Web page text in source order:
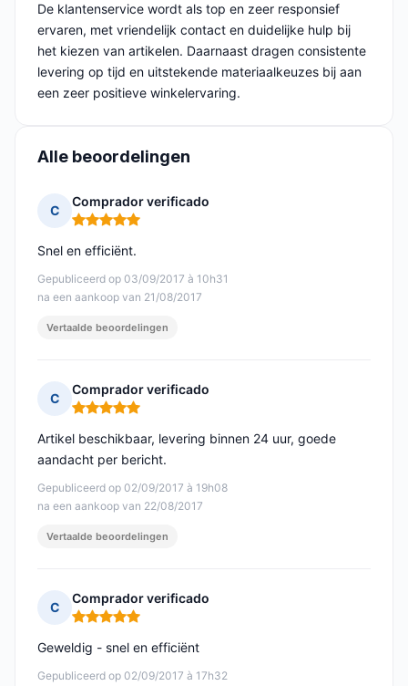
De klantenservice wordt als top en zeer responsief
ervaren, met vriendelijk contact en duidelijke hulp bij
het kiezen van artikelen. Daarnaast dragen consistente
levering op tijd en uitstekende materiaalkeuzes bij aan
een zeer positieve winkelervaring.
Alle beoordelingen
C
Comprador verificado
Opmerking: 5 van 5
Gepubliceerd op 03/09/2017 à 10h31
na een aankoop van 21/08/2017
Snel en efficiënt.
Vertaalde beoordelingen
C
Comprador verificado
Opmerking: 5 van 5
Gepubliceerd op 02/09/2017 à 19h08
na een aankoop van 22/08/2017
Artikel beschikbaar, levering binnen 24 uur, goede
aandacht per bericht.
Vertaalde beoordelingen
C
Comprador verificado
Opmerking: 5 van 5
Gepubliceerd op 02/09/2017 à 17h32
Geweldig - snel en efficiënt